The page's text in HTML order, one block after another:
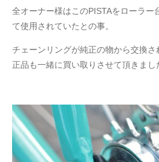
全オーナー様はこのPISTAをローラー
て使用されていたとの事。
チェーンリングが純正の物から交換
正品も一緒に買い取りさせて頂きまし